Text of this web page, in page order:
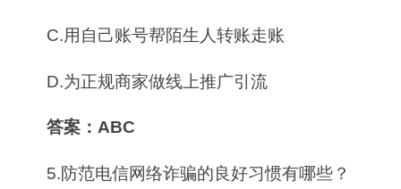
C.用自己账号帮陌生人转账走账
D.为正规商家做线上推广引流
答案：ABC
5.防范电信网络诈骗的良好习惯有哪些？